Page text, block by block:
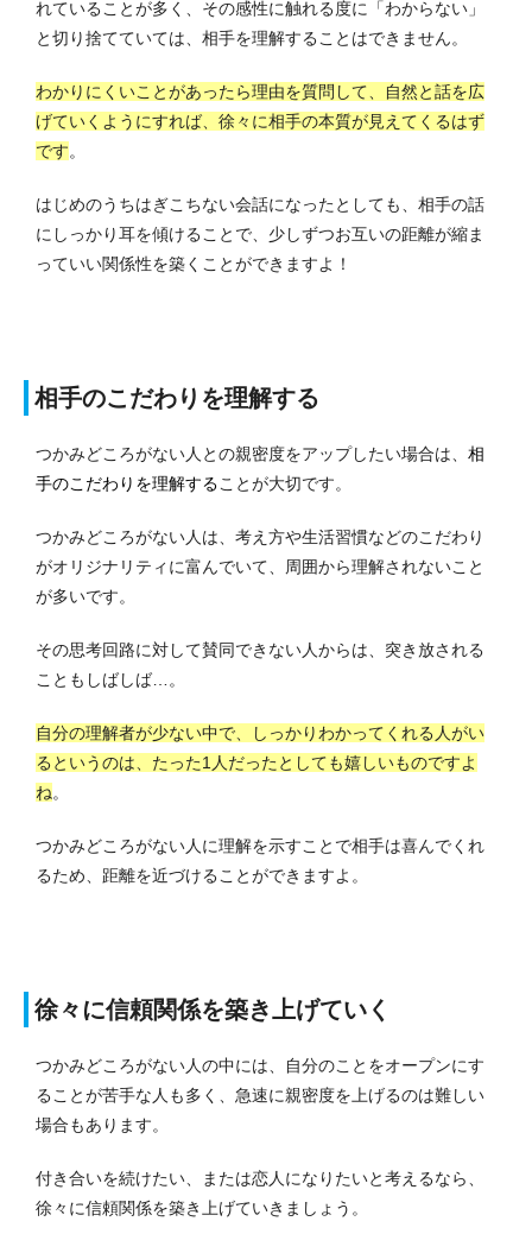
れていることが多く、その感性に触れる度に「わからない」
と切り捨てていては、相手を理解することはできません。
わかりにくいことがあったら理由を質問して、自然と話を広
げていくようにすれば、徐々に相手の本質が見えてくるはず
です。
はじめのうちはぎこちない会話になったとしても、相手の話
にしっかり耳を傾けることで、少しずつお互いの距離が縮ま
っていい関係性を築くことができますよ！
相手のこだわりを理解する
つかみどころがない人との親密度をアップしたい場合は、 相
手のこだわりを理解することが大切です。
つかみどころがない人は、考え方や生活習慣などのこだわり
がオリジナリティに富んでいて、周囲から理解されないこと
が多いです。
その思考回路に対して賛同できない人からは、突き放される
こともしばしば…。
自分の理解者が少ない中で、しっかりわかってくれる人がい
るというのは、たった1人だったとしても嬉しいものですよ
ね。
つかみどころがない人に理解を示すことで相手は喜んでくれ
るため、距離を近づけることができますよ。
徐々に信頼関係を築き上げていく
つかみどころがない人の中には、自分のことをオープンにす
ることが苦手な人も多く、急速に親密度を上げるのは難しい
場合もあります。
付き合いを続けたい、または恋人になりたいと考えるなら、
徐々に信頼関係を築き上げていきましょう。